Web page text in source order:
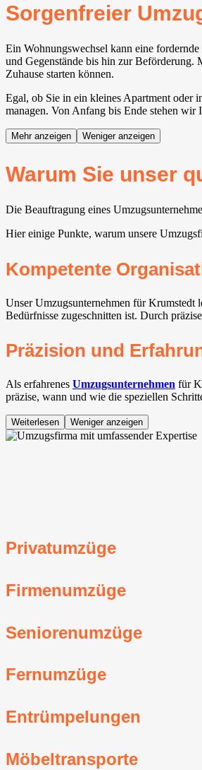
Sorgenfreier
Ein Wohnungswechsel kann eine
und Gegenstände bis hin zur Beförderung.
Zuhause starten können.
Egal, ob Sie in ein kleines Apartment oder
managen. Von Anfang bis Ende stehen
Mehr anzeigen Weniger anzeigen
Warum Sie unser
Die Beauftragung eines
Hier einige Punkte, warum unsere
Kompetente
Unser Umzugsunternehmen für Krumstedt
Bedürfnisse zugeschnitten ist. Durch
Präzision und
Als erfahrenes Umzugsunternehmen für
präzise, wann und wie die speziellen
Weiterlesen Weniger anzeigen
Privatumzüge
Firmenumzüge
Seniorenumzüge
Fernumzüge
Entrümpelungen
Möbeltransporte